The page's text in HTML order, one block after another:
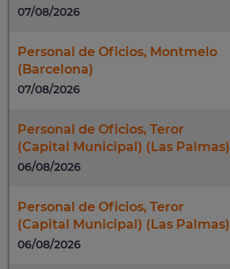
07/08/2026
Personal de Oficios, Montmelo
(Barcelona)
07/08/2026
Personal de Oficios, Teror
(Capital Municipal) (Las Palmas)
06/08/2026
Personal de Oficios, Teror
(Capital Municipal) (Las Palmas)
06/08/2026